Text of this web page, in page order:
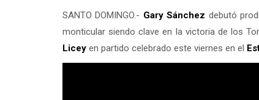
SANTO DOMINGO.- Gary Sánchez debutó
monticular siendo clave en la victoria de los
Licey en partido celebrado este viernes en el